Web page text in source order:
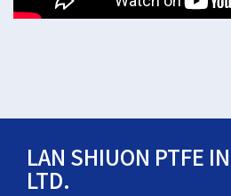
LAN SHIUON PTFE
LTD.